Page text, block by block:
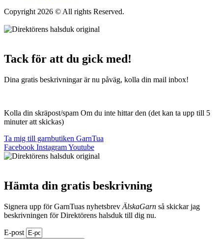
Copyright 2026 © All rights Reserved.
Tack för att du gick med!
Dina gratis beskrivningar är nu påväg, kolla din mail inbox!
Kolla din skräpost/spam Om du inte hittar den (det kan ta upp till 5
minuter att skickas)
Ta mig till garnbutiken GarnTua
Facebook InstagramYoutube
Hämta din gratis beskrivning
Signera upp för GarnTuas nyhetsbrev ÄlskaGarn så skickar jag
beskrivningen för Direktörens halsduk till dig nu.
E-post